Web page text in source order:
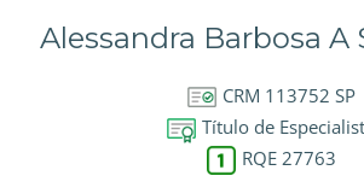
Alessandra Barbosa A
CRM 113752 SP
Título de
RQE 27763